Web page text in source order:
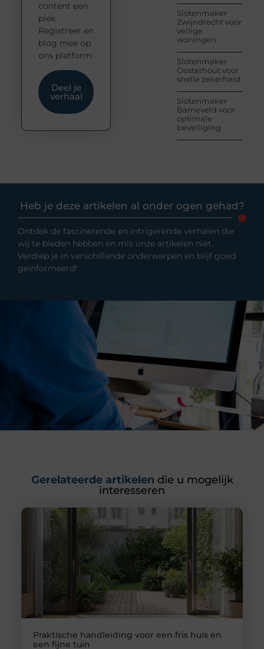
Slotenmaker
Zwijndrecht voor
veilige
woningen
Slotenmaker
Oosterhout voor
snelle zekerheid
Slotenmaker
Barneveld voor
optimale
beveiliging
content een
plek.
Registreer en
blog mee op
ons platform.
Deel je
verhaal
Heb je deze artikelen al onder ogen gehad?
Ontdek de fascinerende en intrigerende verhalen die
wij te bieden hebben en mis onze artikelen niet.
Verdiep je in verschillende onderwerpen en blijf goed
geïnformeerd!
Gerelateerde artikelen die u mogelijk
interesseren
Praktische handleiding voor een fris huis en
een fijne tuin